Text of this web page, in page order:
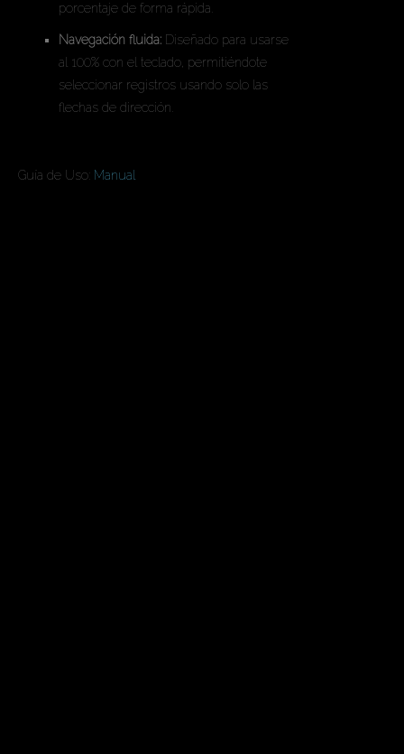
porcentaje de forma rápida.
Navegación fluida: Diseñado para usarse
al 100% con el teclado, permitiéndote
seleccionar registros usando solo las
flechas de dirección.
Guía de Uso: Manual